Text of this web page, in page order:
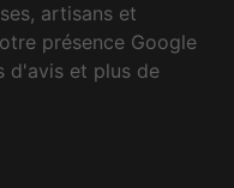
artisans et
présence Google
d'avis et plus de